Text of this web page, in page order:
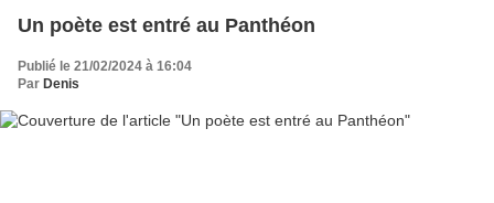
Un poète est entré au Panthéon
Publié le 21/02/2024 à 16:04
Par Denis